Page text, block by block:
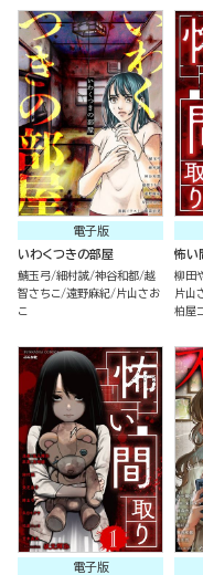
電子版
いわくつきの部屋
鯖玉弓 細村誠 神谷和都 越
智さちこ 遠野麻紀
片山さお
こ
怖い
柳田
片山
柏屋
電子版